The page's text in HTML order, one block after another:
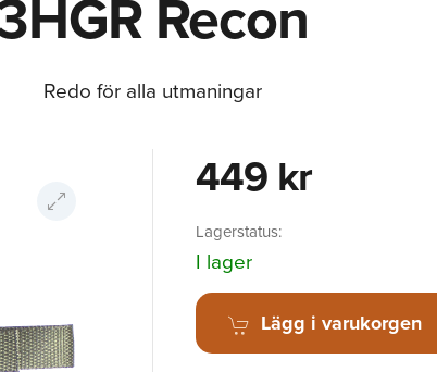
Recon
Redo för alla utmaningar
449 kr
Lagerstatus:
I lager
Lägg i varukorgen